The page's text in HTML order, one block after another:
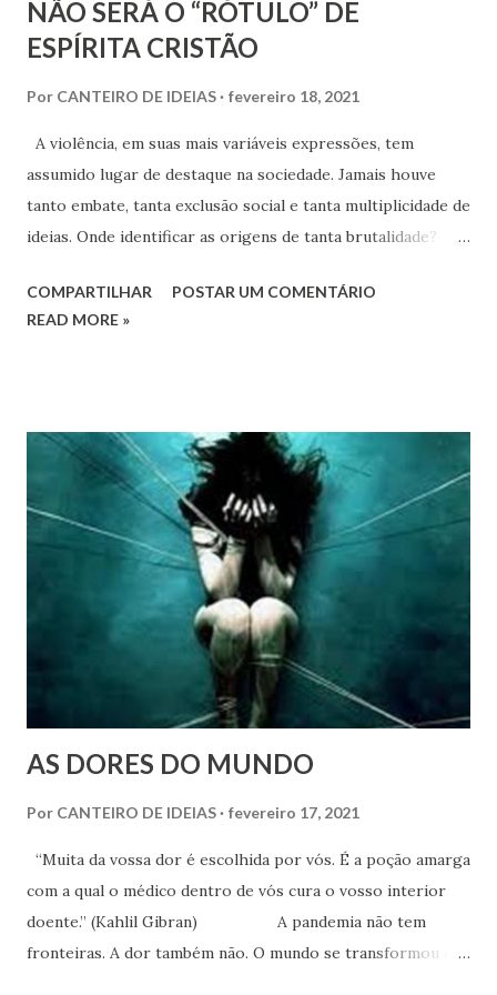
NÃO SERÁ O “RÓTULO” DE
ESPÍRITA CRISTÃO
Por CANTEIRO DE IDEIAS fevereiro 18, 2021
A violência, em suas mais variáveis expressões, tem
assumido lugar de destaque na sociedade. Jamais houve
tanto embate, tanta exclusão social e tanta multiplicidade de
ideias. Onde identificar as origens de tanta brutalidade?
esta tensão constante onde cada um se sente ameaçado.
Um planeta que oferece intensas dicas de que a extinção da
COMPARTILHAR
POSTAR UM COMENTÁRIO
READ MORE »
AS DORES DO MUNDO
Por CANTEIRO DE IDEIAS fevereiro 17, 2021
“Muita da vossa dor é escolhida por vós. É a poção amarga
com a qual o médico dentro de vós cura o vosso interior
doente.” (Kahlil Gibran) A pandemia não tem
fronteiras. A dor também não. O mundo se transformou em